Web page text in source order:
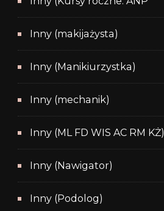
Inny (makijażysta)
Inny (Manikiurzystka)
Inny (mechanik)
Inny (ML FD WIS AC RM KŻ)
Inny (Nawigator)
Inny (Podolog)